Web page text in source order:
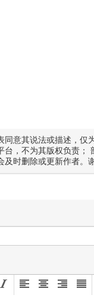
同意其说法或描述，
，不为其版权负责
时删除或更新作者。